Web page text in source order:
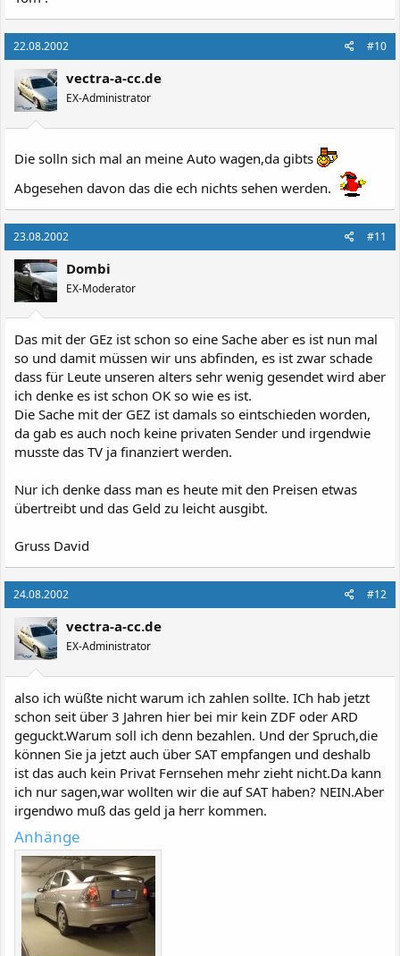
22.08.2002 #10
vectra-a-cc.de
EX-Administrator
Die solln sich mal an meine Auto wagen,da gibts
Abgesehen davon das die ech nichts sehen werden.
23.08.2002 #11
Dombi
EX-Moderator
Das mit der GEz ist schon so eine Sache aber es ist nun mal
so und damit müssen wir uns abfinden, es ist zwar schade
dass für Leute unseren alters sehr wenig gesendet wird aber
ich denke es ist schon OK so wie es ist.
Die Sache mit der GEZ ist damals so eintschieden worden,
da gab es auch noch keine privaten Sender und irgendwie
musste das TV ja finanziert werden.
Nur ich denke dass man es heute mit den Preisen etwas
übertreibt und das Geld zu leicht ausgibt.
Gruss David
24.08.2002 #12
vectra-a-cc.de
EX-Administrator
also ich wüßte nicht warum ich zahlen sollte. ICh hab jetzt
schon seit über 3 Jahren hier bei mir kein ZDF oder ARD
geguckt.Warum soll ich denn bezahlen. Und der Spruch,die
können Sie ja jetzt auch über SAT empfangen und deshalb
ist das auch kein Privat Fernsehen mehr zieht nicht.Da kann
ich nur sagen,war wollten wir die auf SAT haben? NEIN.Aber
irgendwo muß das geld ja herr kommen.
Anhänge